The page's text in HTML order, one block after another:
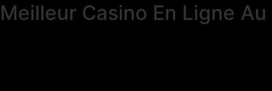
Meilleur Casino En Ligne